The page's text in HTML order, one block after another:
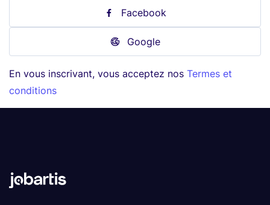
Facebook
Google
En vous inscrivant, vous acceptez nos Termes et
conditions